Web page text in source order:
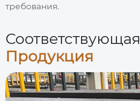
требования.
Соответствующая
Продукция